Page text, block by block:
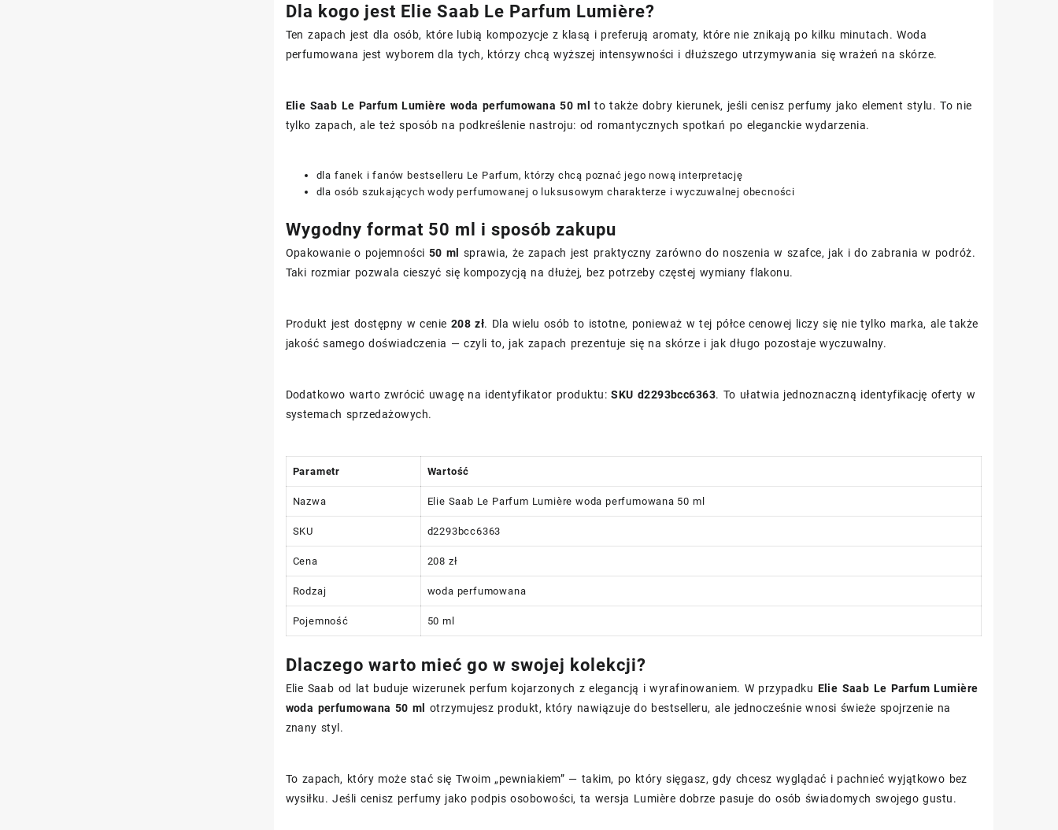
Dla kogo jest Elie Saab Le Parfum Lumière?
Ten zapach jest dla osób, które lubią kompozycje z klasą i preferują aromaty, które nie znikają po kilku minutach. Woda
perfumowana jest wyborem dla tych, którzy chcą wyższej intensywności i dłuższego utrzymywania się wrażeń na skórze.
Elie Saab Le Parfum Lumière woda perfumowana 50 ml
to także dobry kierunek, jeśli cenisz perfumy jako element stylu. To nie
tylko zapach, ale też sposób na podkreślenie nastroju: od romantycznych spotkań po eleganckie wydarzenia.
dla fanek i fanów bestselleru Le Parfum, którzy chcą poznać jego nową interpretację
dla osób szukających wody perfumowanej o luksusowym charakterze i wyczuwalnej obecności
Wygodny format 50 ml i sposób zakupu
Opakowanie o pojemności 50 ml sprawia, że zapach jest praktyczny zarówno do noszenia w szafce, jak i do zabrania w podróż.
Taki rozmiar pozwala cieszyć się kompozycją na dłużej, bez potrzeby częstej wymiany flakonu.
Produkt jest dostępny w cenie 208 zł. Dla wielu osób to istotne, ponieważ w tej półce cenowej liczy się nie tylko marka, ale także
jakość samego doświadczenia — czyli to, jak zapach prezentuje się na skórze i jak długo pozostaje wyczuwalny.
Dodatkowo warto zwrócić uwagę na identyfikator produktu:SKU d2293bcc6363. To ułatwia jednoznaczną identyfikację oferty w
systemach sprzedażowych.
Parametr Wartość
Nazwa Elie Saab Le Parfum Lumière woda perfumowana 50 ml
SKU d2293bcc6363
Cena 208 zł
Rodzaj woda perfumowana
Pojemność 50 ml
Dlaczego warto mieć go w swojej kolekcji?
Elie Saab od lat buduje wizerunek perfum kojarzonych z elegancją i wyrafinowaniem. W przypadku Elie Saab Le Parfum Lumière
woda perfumowana 50 ml
otrzymujesz produkt, który nawiązuje do bestselleru, ale jednocześnie wnosi świeże spojrzenie na
znany styl.
To zapach, który może stać się Twoim „pewniakiem” — takim, po który sięgasz, gdy chcesz wyglądać i pachnieć wyjątkowo bez
wysiłku. Jeśli cenisz perfumy jako podpis osobowości, ta wersja Lumière dobrze pasuje do osób świadomych swojego gustu.